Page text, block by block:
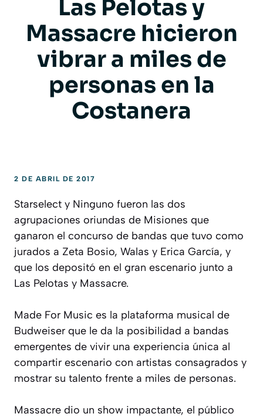
Las Pelotas y
Massacre hicieron
vibrar a miles de
personas en la
Costanera
2 DE ABRIL DE 2017
Starselect y Ninguno fueron las dos
agrupaciones oriundas de Misiones que
ganaron el concurso de bandas que tuvo como
jurados a Zeta Bosio, Walas y Erica García, y
que los depositó en el gran escenario junto a
Las Pelotas y Massacre.
Made For Music es la plataforma musical de
Budweiser que le da la posibilidad a bandas
emergentes de vivir una experiencia única al
compartir escenario con artistas consagrados y
mostrar su talento frente a miles de personas.
Massacre dio un show impactante, el público